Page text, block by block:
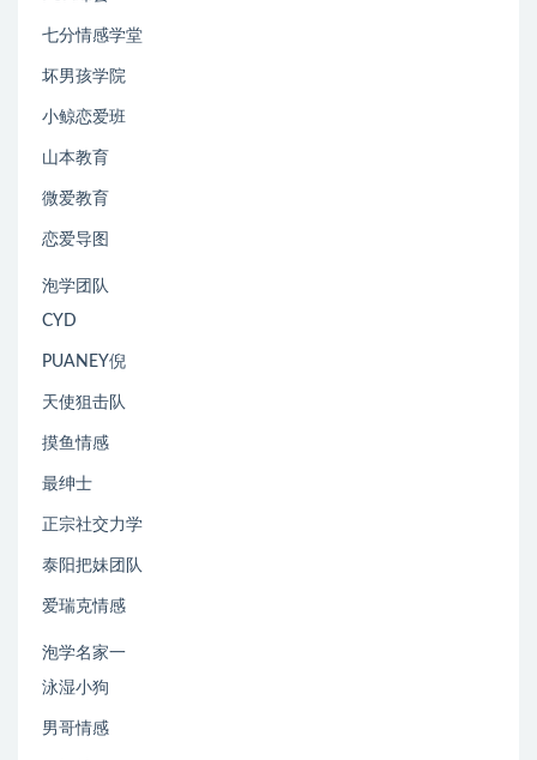
七分情感学堂
坏男孩学院
小鲸恋爱班
山本教育
微爱教育
恋爱导图
泡学团队
CYD
PUANEY倪
天使狙击队
摸鱼情感
最绅士
正宗社交力学
泰阳把妹团队
爱瑞克情感
泡学名家一
泳湿小狗
男哥情感